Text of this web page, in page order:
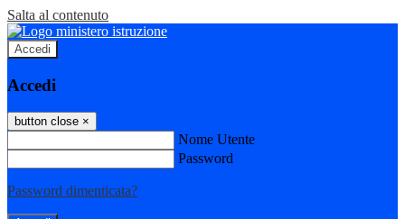
Salta al contenuto
Accedi
Accedi
button close ×
Nome Utente
Password
Password dimenticata?